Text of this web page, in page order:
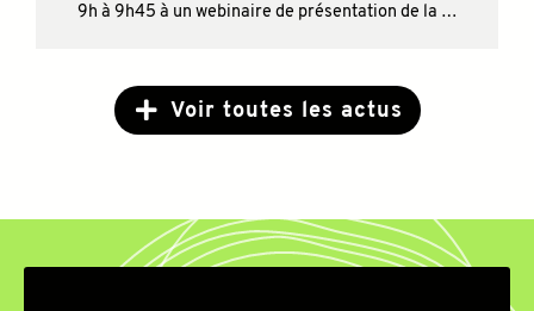
9h à 9h45 à un webinaire de présentation de la …
Voir toutes les actus